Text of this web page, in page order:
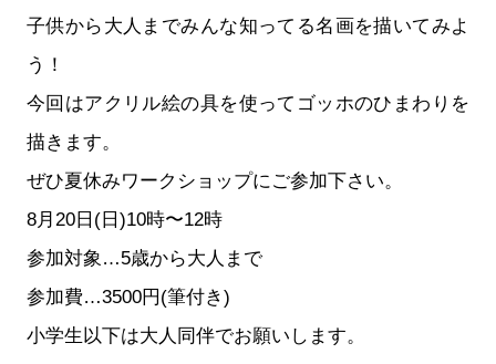
子供から大人までみんな知ってる名画を描いてみよ
う！
今回はアクリル絵の具を使ってゴッホのひまわりを
描きます。
ぜひ夏休みワークショップにご参加下さい。
8月20日(日)10時〜12時
参加対象…5歳から大人まで
参加費…3500円(筆付き)
小学生以下は大人同伴でお願いします。